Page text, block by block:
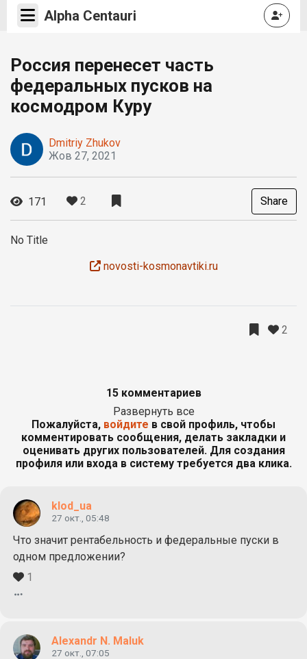
Alpha Centauri
Россия перенесет часть
федеральных пусков на
космодром Куру
Dmitriy Zhukov
Жов 27, 2021
171 2 Share
No Title
novosti-kosmonavtiki.ru
2
15 комментариев
Развернуть все
Пожалуйста, войдите в свой профиль, чтобы
комментировать сообщения, делать закладки и
оценивать других пользователей. Для создания
профиля или входа в систему требуется два клика.
klod_ua
27 окт., 05:48
Что значит рентабельность и федеральные пуски в
одном предложении?
1
Alexandr N. Maluk
27 окт., 07:05